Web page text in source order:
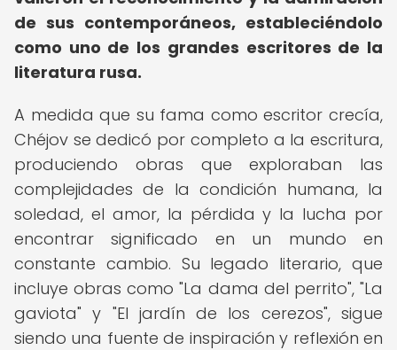
de sus contemporáneos, estableciéndolo
como uno de los grandes escritores de la
literatura rusa.
A medida que su fama como escritor crecía,
Chéjov se dedicó por completo a la escritura,
produciendo obras que exploraban las
complejidades de la condición humana, la
soledad, el amor, la pérdida y la lucha por
encontrar significado en un mundo en
constante cambio. Su legado literario, que
incluye obras como "La dama del perrito", "La
gaviota" y "El jardín de los cerezos", sigue
siendo una fuente de inspiración y reflexión en